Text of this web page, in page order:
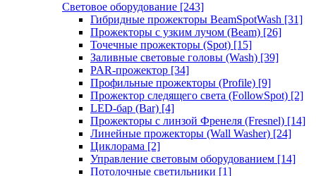
Световое оборудование [243]
Гибридные прожекторы BeamSpotWash [31]
Прожекторы с узким лучом (Beam) [26]
Точечные прожекторы (Spot) [15]
Заливные световые головы (Wash) [39]
PAR-прожектор [34]
Профильные прожекторы (Profile) [9]
Прожектор следящего света (FollowSpot) [2]
LED-бар (Bar) [4]
Прожекторы с линзой Френеля (Fresnel) [14]
Линейные прожекторы (Wall Washer) [24]
Циклорама [2]
Управление световым оборудованием [14]
Потолочные светильники [1]